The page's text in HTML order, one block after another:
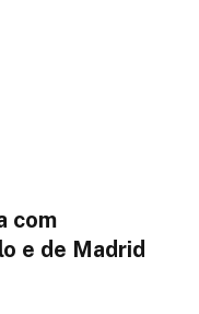
com
e de Madrid